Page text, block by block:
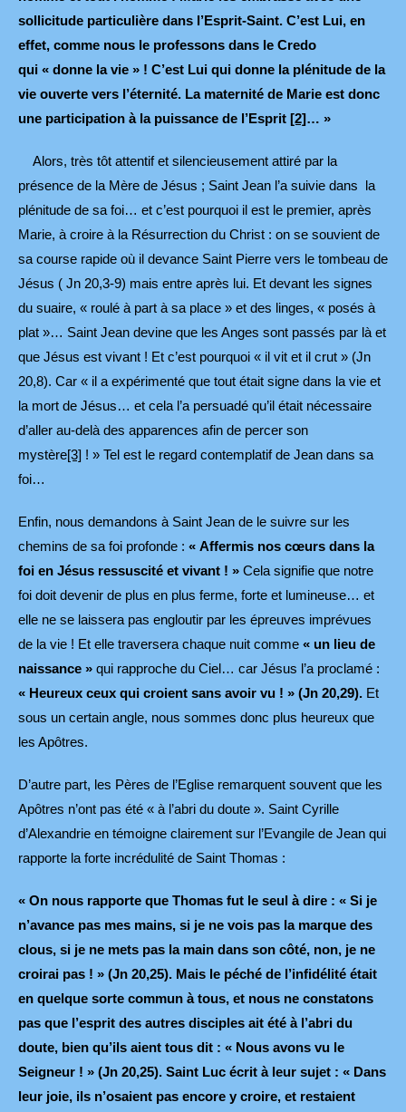
sollicitude particulière dans l’Esprit-Saint. C’est Lui, en
effet, comme nous le professons dans le Credo
qui « donne la vie » ! C’est Lui qui donne la plénitude de la
vie ouverte vers l’éternité. La maternité de Marie est donc
une participation à la puissance de l’Esprit [2]… »
Alors, très tôt attentif et silencieusement attiré par la
présence de la Mère de Jésus ; Saint Jean l’a suivie dans la
plénitude de sa foi… et c’est pourquoi il est le premier, après
Marie, à croire à la Résurrection du Christ : on se souvient de
sa course rapide où il devance Saint Pierre vers le tombeau de
Jésus ( Jn 20,3-9) mais entre après lui. Et devant les signes
du suaire, « roulé à part à sa place » et des linges, « posés à
plat »… Saint Jean devine que les Anges sont passés par là et
que Jésus est vivant ! Et c’est pourquoi « il vit et il crut » (Jn
20,8). Car « il a expérimenté que tout était signe dans la vie et
la mort de Jésus… et cela l’a persuadé qu’il était nécessaire
d’aller au-delà des apparences afin de percer son
mystère[3] ! » Tel est le regard contemplatif de Jean dans sa
foi…
Enfin, nous demandons à Saint Jean de le suivre sur les
chemins de sa foi profonde : « Affermis nos cœurs dans la
foi en Jésus ressuscité et vivant ! » Cela signifie que notre
foi doit devenir de plus en plus ferme, forte et lumineuse… et
elle ne se laissera pas engloutir par les épreuves imprévues
de la vie ! Et elle traversera chaque nuit comme « un lieu de
naissance » qui rapproche du Ciel… car Jésus l’a proclamé :
« Heureux ceux qui croient sans avoir vu ! » (Jn 20,29). Et
sous un certain angle, nous sommes donc plus heureux que
les Apôtres.
D’autre part, les Pères de l’Eglise remarquent souvent que les
Apôtres n’ont pas été « à l’abri du doute ». Saint Cyrille
d’Alexandrie en témoigne clairement sur l’Evangile de Jean qui
rapporte la forte incrédulité de Saint Thomas :
« On nous rapporte que Thomas fut le seul à dire : « Si je
n’avance pas mes mains, si je ne vois pas la marque des
clous, si je ne mets pas la main dans son côté, non, je ne
croirai pas ! » (Jn 20,25). Mais le péché de l’infidélité était
en quelque sorte commun à tous, et nous ne constatons
pas que l’esprit des autres disciples ait été à l’abri du
doute, bien qu’ils aient tous dit : « Nous avons vu le
Seigneur ! » (Jn 20,25). Saint Luc écrit à leur sujet : « Dans
leur joie, ils n’osaient pas encore y croire, et restaient